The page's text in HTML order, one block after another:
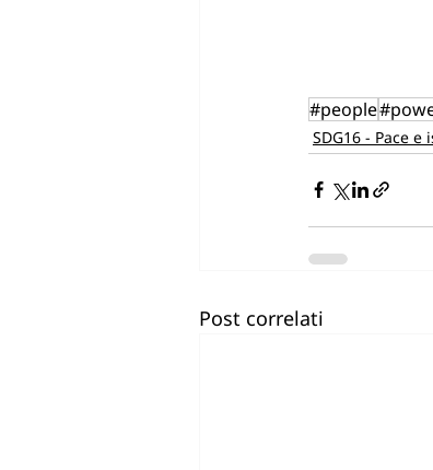
#people
SDG16 - Pace
Post correlati